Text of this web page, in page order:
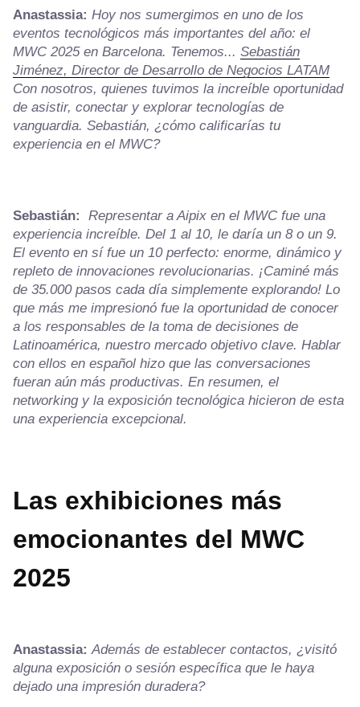
Anastassia: Hoy nos sumergimos en uno de los
eventos tecnológicos más importantes del año: el
MWC 2025 en Barcelona. Tenemos... Sebastián
Jiménez, Director de Desarrollo de Negocios LATAM
Con nosotros, quienes tuvimos la increíble oportunidad
de asistir, conectar y explorar tecnologías de
vanguardia. Sebastián, ¿cómo calificarías tu
experiencia en el MWC?
Sebastián:
Representar a Aipix en el MWC fue una
experiencia increíble. Del 1 al 10, le daría un 8 o un 9.
El evento en sí fue un 10 perfecto: enorme, dinámico y
repleto de innovaciones revolucionarias. ¡Caminé más
de 35.000 pasos cada día simplemente explorando! Lo
que más me impresionó fue la oportunidad de conocer
a los responsables de la toma de decisiones de
Latinoamérica, nuestro mercado objetivo clave. Hablar
con ellos en español hizo que las conversaciones
fueran aún más productivas. En resumen, el
networking y la exposición tecnológica hicieron de esta
una experiencia excepcional.
Las exhibiciones más
emocionantes del MWC
2025
Anastassia: Además de establecer contactos, ¿visitó
alguna exposición o sesión específica que le haya
dejado una impresión duradera?